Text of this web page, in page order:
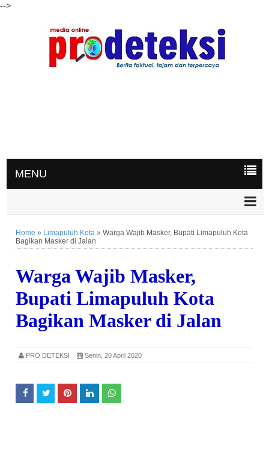
-->
MENU
Home » Limapuluh Kota »Warga Wajib Masker, Bupati Limapuluh Kota
Bagikan Masker di Jalan
Warga Wajib Masker,
Bupati Limapuluh Kota
Bagikan Masker di Jalan
PRO DETEKSI Senin, 20 April 2020